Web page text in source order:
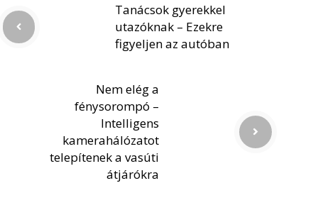
Tanácsok gyerekkel
utazóknak – Ezekre
figyeljen az autóban
Nem elég a
fénysorompó –
Intelligens
kamerahálózatot
telepítenek a vasúti
átjárókra